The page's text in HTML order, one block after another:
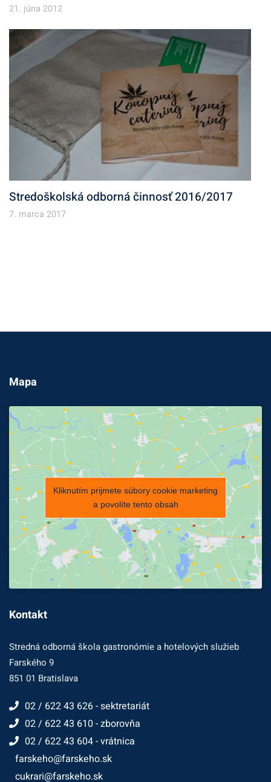
21. júna 2012
Stredoškolská odborná činnosť 2016/2017
7. marca 2017
Mapa
Kliknutím prijmete súbory cookie marketing
a povolíte tento obsah
Kontakt
Stredná odborná škola gastronómie a hotelových služieb
Farského 9
851 01 Bratislava
02 / 622 43 626 - sektretariát
02 / 622 43 610 - zborovňa
02 / 622 43 604 - vrátnica
farskeho@farskeho.sk
cukrari@farskeho.sk